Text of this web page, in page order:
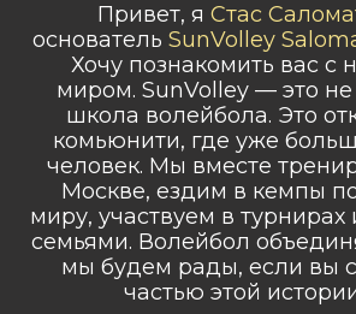
Привет, я Стас
основатель SunVolley
Хочу познакомить вас с
миром. SunVolley — это не
школа волейбола. Это
комьюнити, где уже
человек. Мы вместе
Москве, ездим в кемпы
миру, участвуем в
семьями. Волейбол
мы будем рады, если вы
частью этой